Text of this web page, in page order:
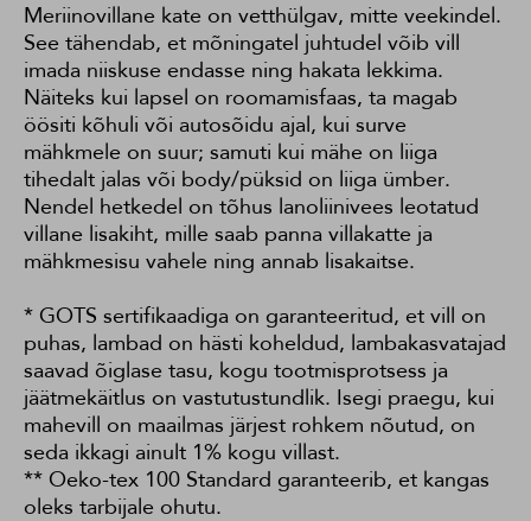
Meriinovillane kate on vetthülgav, mitte veekindel.
See tähendab, et mõningatel juhtudel võib vill
imada niiskuse endasse ning hakata lekkima.
Näiteks kui lapsel on roomamisfaas, ta magab
öösiti kõhuli või autosõidu ajal, kui surve
mähkmele on suur; samuti kui mähe on liiga
tihedalt jalas või body/püksid on liiga ümber.
Nendel hetkedel on tõhus lanoliinivees leotatud
villane lisakiht, mille saab panna villakatte ja
mähkmesisu vahele ning annab lisakaitse.
* GOTS sertifikaadiga on garanteeritud, et vill on
puhas, lambad on hästi koheldud, lambakasvatajad
saavad õiglase tasu, kogu tootmisprotsess ja
jäätmekäitlus on vastutustundlik. Isegi praegu, kui
mahevill on maailmas järjest rohkem nõutud, on
seda ikkagi ainult 1% kogu villast.
** Oeko-tex 100 Standard garanteerib, et kangas
oleks tarbijale ohutu.